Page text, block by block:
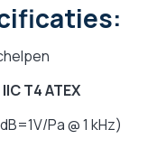
T4 ATEX
Pa @ 1 kHz)